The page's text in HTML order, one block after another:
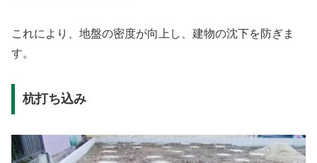
これにより、地盤の密度が向上し、建物の沈下を防ぎま
す。
杭打ち込み